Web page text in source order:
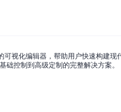
视化编辑器，帮助用户快速构建现
控制到高级定制的完整解决方案。